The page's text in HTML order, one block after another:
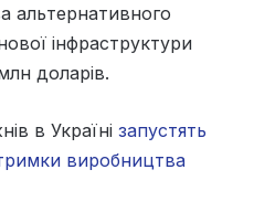
альтернативного
інфраструктури
доларів.
в Україні запустять
виробництва